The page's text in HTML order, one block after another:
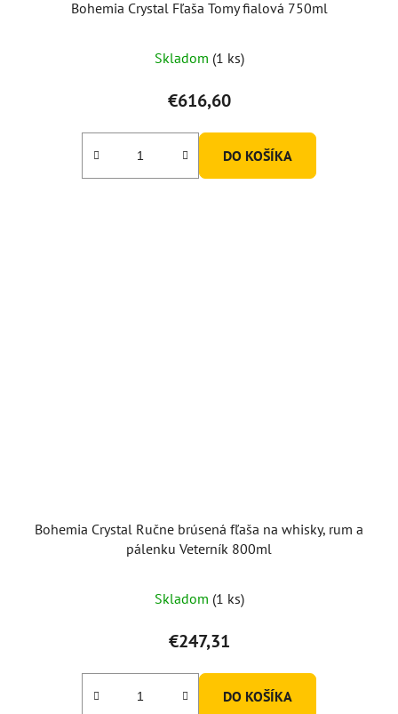
Bohemia Crystal Fľaša Tomy fialová 750ml
Skladom (1 ks)
€616,60
DO KOŠÍKA
Bohemia Crystal Ručne brúsená fľaša na whisky, rum a
pálenku Veterník 800ml
Skladom (1 ks)
€247,31
DO KOŠÍKA